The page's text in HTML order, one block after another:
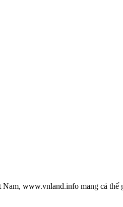
www.vnland.info mang cả